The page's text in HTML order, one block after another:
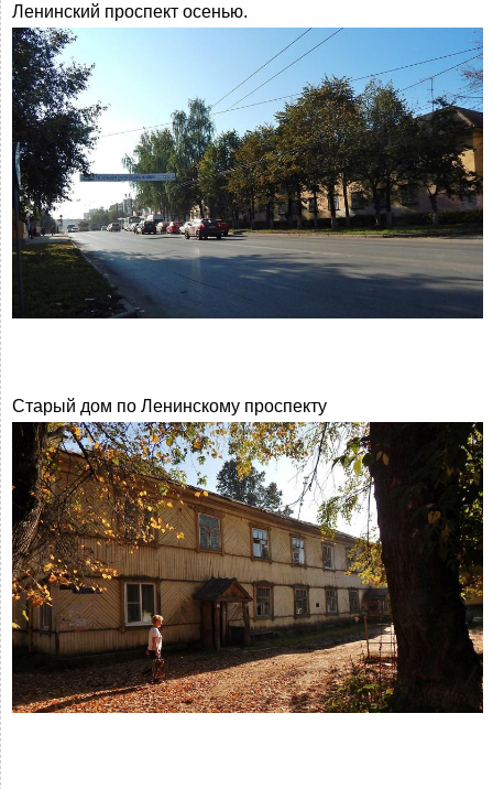
Ленинский проспект осенью.
Старый дом по Ленинскому проспекту